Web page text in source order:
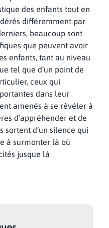
des enfants tout en
différemment par
beaucoup sont
que peuvent avoir
enfants, tant au niveau
tel que d’un point de
ceux qui
dans leur
amenés à se révéler à
d’appréhender et de
sortent d’un silence qui
à surmonter là où
jusque là